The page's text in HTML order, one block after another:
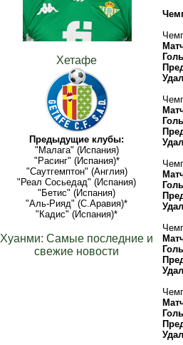
Хетафе
Предыдущие клубы:
"Малага" (Испания)
"Расинг" (Испания)*
"Саутгемптон" (Англия)
"Реал Сосьедад" (Испания)
"Бетис" (Испания)
"Аль-Рияд" (С.Аравия)*
"Кадис" (Испания)*
Хуанми: Самые последние и
свежие новости